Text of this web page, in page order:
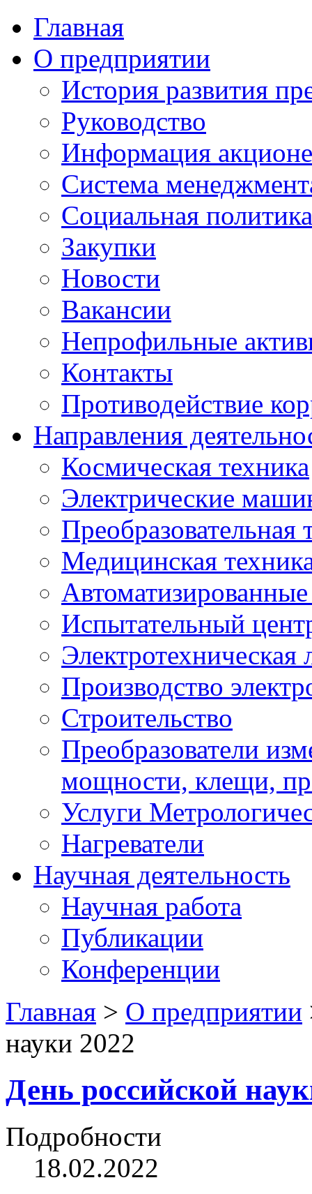
Главная
О предприятии
История развития
Руководство
Информация
Система
Социальная политика
Закупки
Новости
Вакансии
Непрофильные
Контакты
Противодействие
Направления
Космическая техника
Электрические
Преобразовательная
Медицинская
Испытательный
Электротехническая
Производство
Строительство
Преобразователи
мощности, клещи,
Услуги
Нагреватели
Научная деятельность
Научная работа
Публикации
Конференции
Главная > О предприятии
науки 2022
День российской
Подробности
18.02.2022